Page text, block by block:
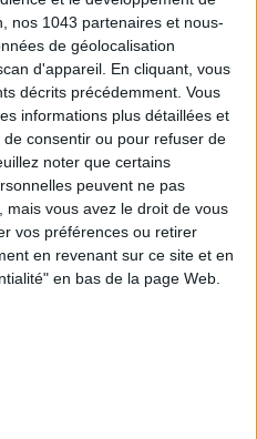
nos 1043 partenaires et nous-
de géolocalisation
d'appareil. En cliquant, vous
décrits précédemment. Vous
informations plus détaillées et
consentir ou pour refuser de
noter que certains
peuvent ne pas
vous avez le droit de vous
vos préférences ou retirer
en revenant sur ce site et en
en bas de la page Web.
FAIRE À PARIS EN AOÛT